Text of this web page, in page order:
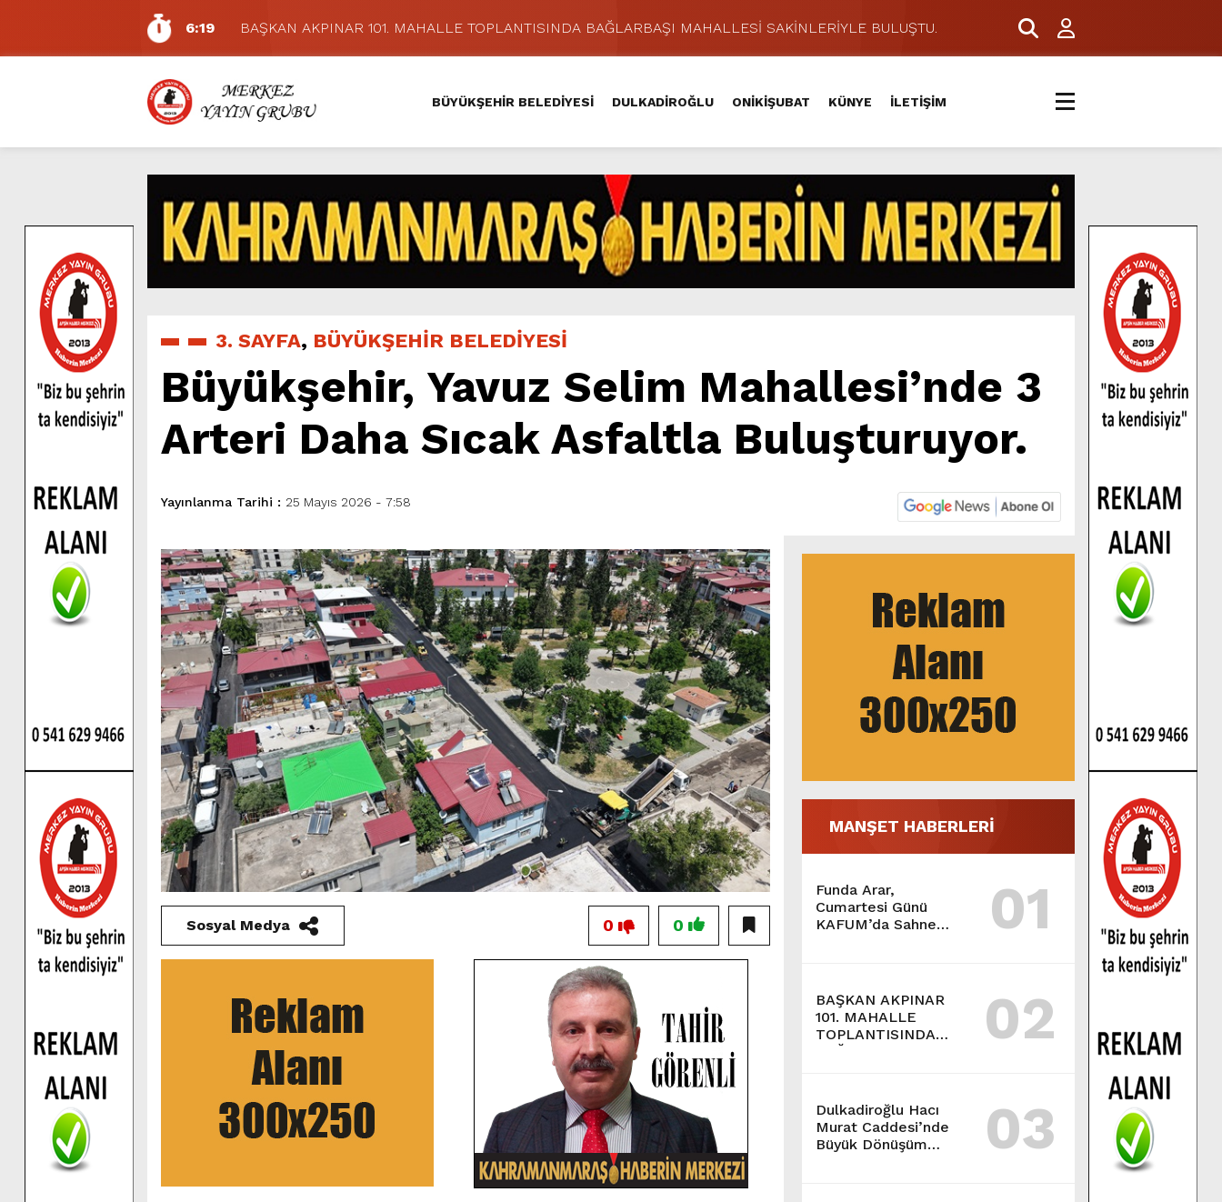
6:19
BAŞKAN AKPINAR 101. MAHALLE TOPLANTISINDA BAĞLARBAŞI MAHALLESİ SAKİNLERİYLE BULUŞTU.
6:17
Dulkadiroğlu Hacı Murat Caddesi’nde Büyük Dönüşüm Başladı.
11:14
Pazarcık’ta Yollar Büyükşehir’le Yenileniyor.
11:10
Büyükşehir, Dulkadiroğlu Kırsalında 45 Milyonluk Yol Yatırımını Tamamladı.
5:17
Uluslararası Bisiklet Yarışması’nda İkinci Etap Nefes Kesti.
5:15
Büyükşehir, Gazneliler Caddesi’nde Son Kat Asfalt Serimini Sürdürüyor.
6:54
Büyükşehir, Dulkadiroğlu Hacı Murat Caddesi’ni Asfalta Hazırlıyor.
6:53
Büyükşehir’den Dulkadiroğlu Kırsalına Değer Katan Yol Yatırımı.
6:50
Geleneksel Ağustos Fuarı’nda Eğlence ve Nostalji Bir Aradaydı.
7:01
Funda Arar, Cumartesi Günü KAFUM’da Sahne Alacak.
BÜYÜKŞEHİR BELEDİYESİ DULKADİROĞLU ONİKİŞUBAT KÜNYE İLETİŞİM
3. SAYFA, BÜYÜKŞEHİR BELEDİYESİ
Büyükşehir, Yavuz Selim Mahallesi’nde 3
Arteri Daha Sıcak Asfaltla Buluşturuyor.
Yayınlanma Tarihi : 25 Mayıs 2026 - 7:58
MANŞET HABERLERİ
Funda Arar,
Cumartesi Günü
KAFUM’da Sahne
01
BAŞKAN AKPINAR
101. MAHALLE
TOPLANTISINDA
BAĞLARBAŞI
BULUŞTU.
02
Dulkadiroğlu Hacı
Murat Caddesi’nde
Büyük Dönüşüm
03
Sosyal Medya 0
0